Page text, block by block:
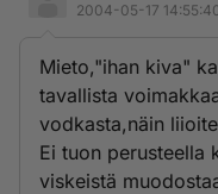
2004-05-17
Mieto,"ihan kiva"
tavallista
vodkasta,näin
Ei tuon perusteella
viskeistä